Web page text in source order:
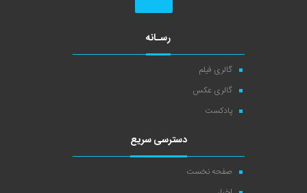
رسـانه
گالری فیلم
گالری عکس
پادکست
دسترسی سریع
صفحه نخست